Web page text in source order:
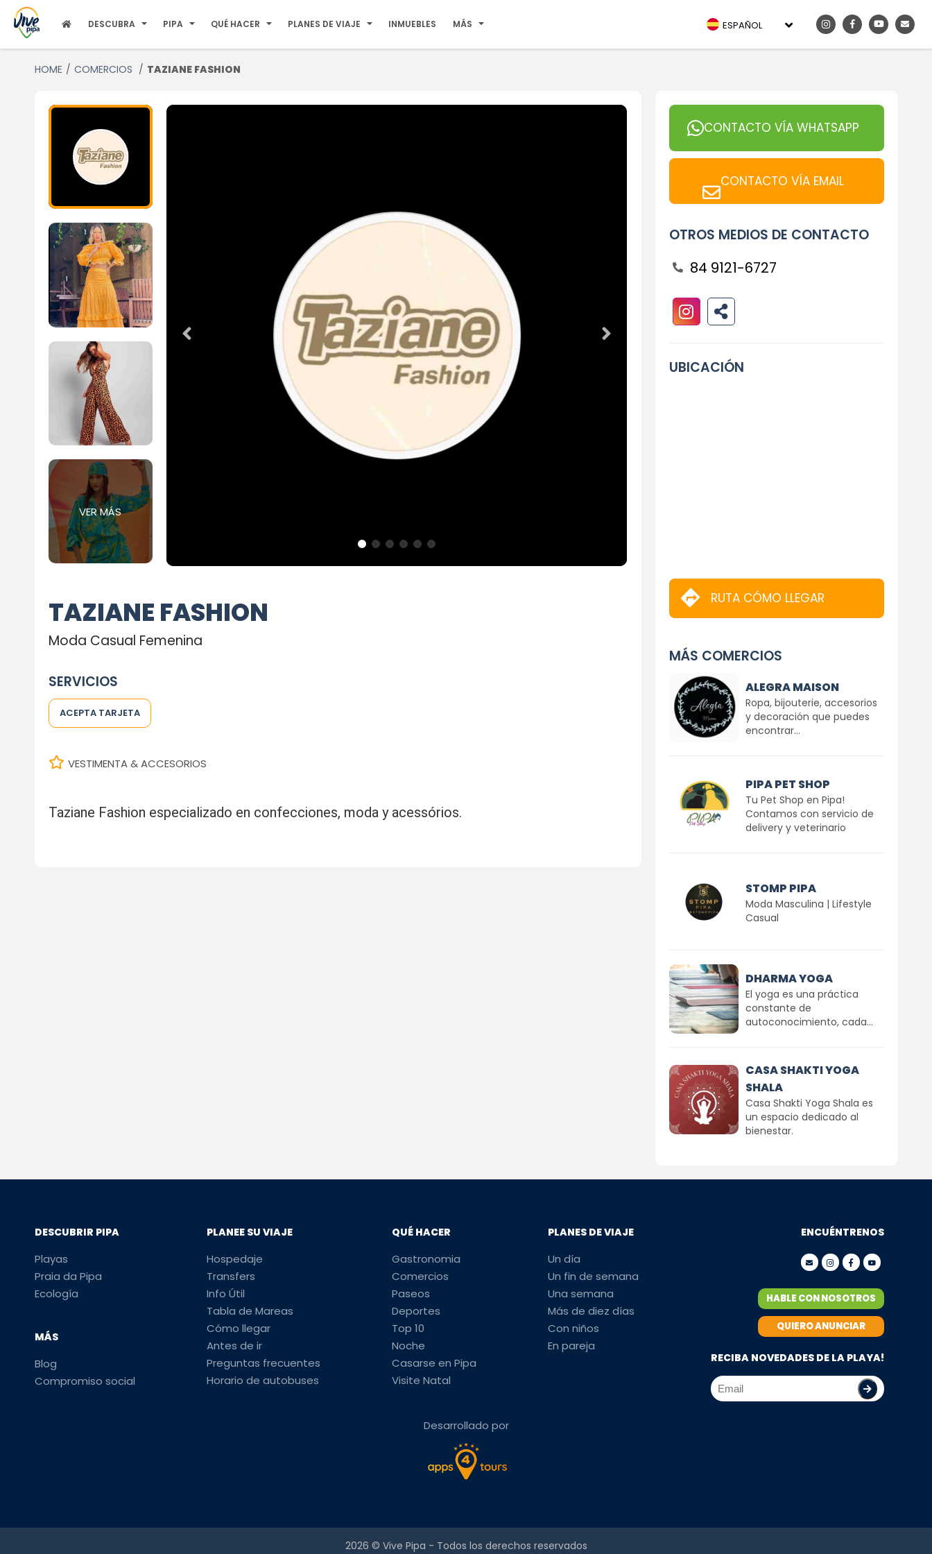
DESCUBRA PIPA QUÉ HACER PLANES DE VIAJE INMUEBLES MÁS ESPAÑOL
HOME COMERCIOS TAZIANE FASHION
VER MÁS
TAZIANE FASHION
Moda Casual Femenina
SERVICIOS
ACEPTA TARJETA
VESTIMENTA & ACCESORIOS
Taziane Fashion especializado en confecciones, moda y acessórios.
CONTACTO VÍA WHATSAPP
CONTACTO VÍA EMAIL
OTROS MEDIOS DE CONTACTO
84 9121-6727
UBICACIÓN
RUTA CÓMO LLEGAR
MÁS COMERCIOS
ALEGRA MAISON
Ropa, bijouterie, accesorios
y decoración que puedes
encontrar...
PIPA PET SHOP
Tu Pet Shop en Pipa!
Contamos con servicio de
delivery y veterinario
STOMP PIPA
Moda Masculina | Lifestyle
Casual
DHARMA YOGA
El yoga es una práctica
constante de
autoconocimiento, cada...
CASA SHAKTI YOGA
SHALA
Casa Shakti Yoga Shala es
un espacio dedicado al
bienestar.
DESCUBRIR PIPA
Playas
Praia da Pipa
Ecología
MÁS
Blog
Compromiso social
PLANEE SU VIAJE
Hospedaje
Transfers
Info Útil
Tabla de Mareas
Cómo llegar
Antes de ir
Preguntas frecuentes
Horario de autobuses
QUÉ HACER
Gastronomia
Comercios
Paseos
Deportes
Top 10
Noche
Casarse en Pipa
Visite Natal
PLANES DE VIAJE
Un día
Un fin de semana
Una semana
Más de diez días
Con niños
En pareja
ENCUÉNTRENOS
HABLE CON NOSOTROS
QUIERO ANUNCIAR
RECIBA NOVEDADES DE LA PLAYA!
Desarrollado por
2026 © Vive Pipa - Todos los derechos reservados